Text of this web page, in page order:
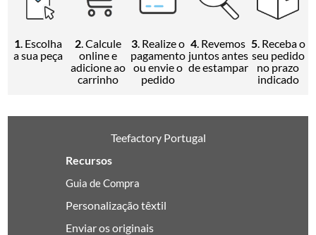
1 . Escolha
a sua peça
2. Calcule
online e
adicione ao
carrinho
3. Realize o
pagamento
ou envie o
pedido
4 . Revemos
juntos antes
de estampar
5. Receba o
seu pedido
no prazo
indicado
Teefactory Portugal
Recursos
Guia de Compra
Personalização têxtil
Enviar os originais